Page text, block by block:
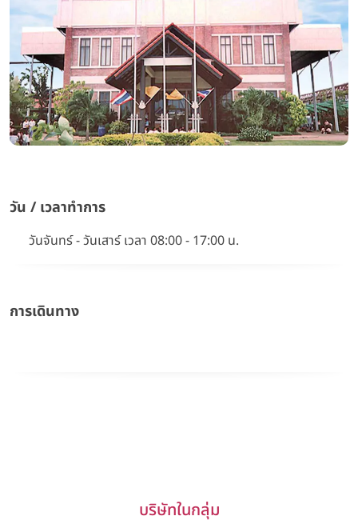
วัน / เวลาทำการ
วันจันทร์ - วันเสาร์ เวลา 08:00 - 17:00 น.
การเดินทาง
บริษัทในกลุ่ม